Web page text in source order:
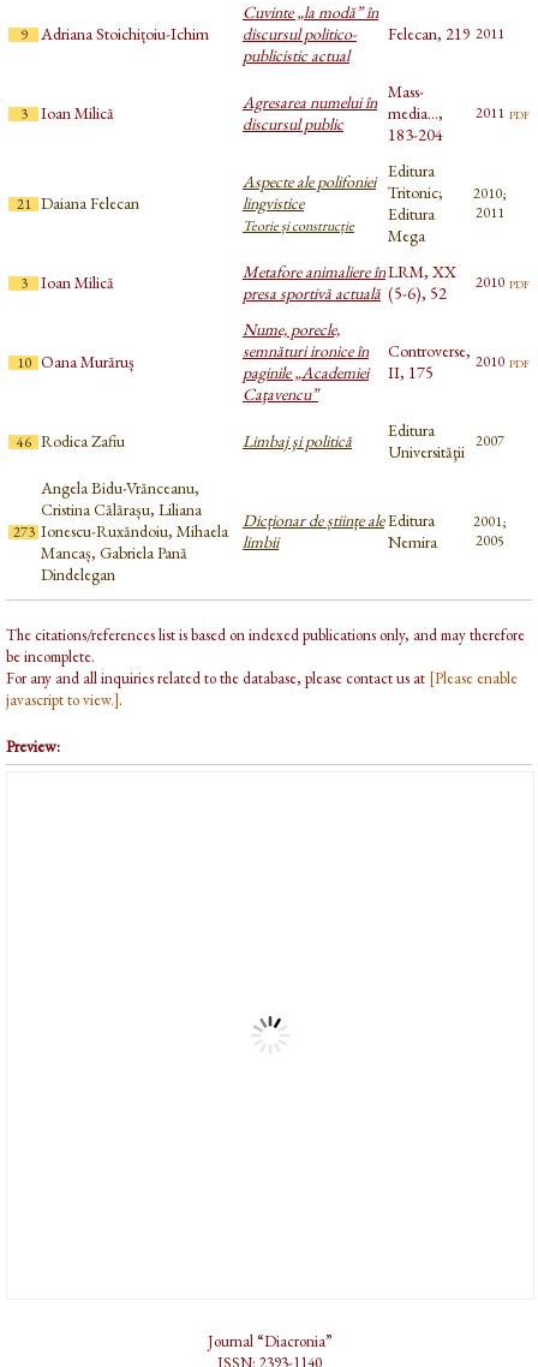
9 Adriana Stoichițoiu-Ichim
Cuvinte „la modă” în
discursul politico-
publicistic actual
Felecan, 219 2011
3 Ioan Milică
Agresarea numelui în
discursul public
Mass-
media...,
183-204
2011 pdf
21 Daiana Felecan
Aspecte ale polifoniei
lingvistice
Teorie și construcție
Editura
Tritonic;
Editura
Mega
2010;
2011
3 Ioan Milică
Metafore animaliere în
presa sportivă actuală
LRM, XX
(5-6), 52
2010 pdf
10 Oana Murăruș
Nume, porecle,
semnături ironice în
paginile „Academiei
Caţavencu”
Controverse,
II, 175
2010 pdf
46 Rodica Zafiu Limbaj şi politică
Editura
Universităţii 2007
273
Angela Bidu-Vrănceanu,
Cristina Călărașu, Liliana
Ionescu-Ruxăndoiu, Mihaela
Mancaș, Gabriela Pană
Dindelegan
Dicționar de științe ale
limbii
Editura
Nemira
2001;
2005
The citations/references list is based on indexed publications only, and may therefore
be incomplete.
For any and all inquiries related to the database, please contact us at [Please enable
javascript to view.].
Preview:
Journal “Diacronia”
ISSN: 2393-1140